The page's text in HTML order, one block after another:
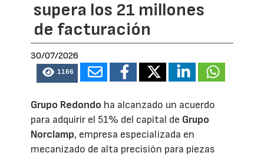
supera los 21 millones
de facturación
30/07/2026
1166
Grupo Redondo ha alcanzado un acuerdo
para adquirir el 51% del capital de Grupo
Norclamp, empresa especializada en
mecanizado de alta precisión para piezas